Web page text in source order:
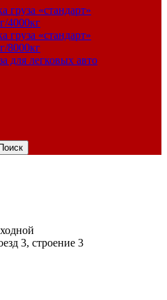
груза «стандарт»
4000кг
груза «стандарт»
8000кг
для легковых авто
Поиск
3, строение 3